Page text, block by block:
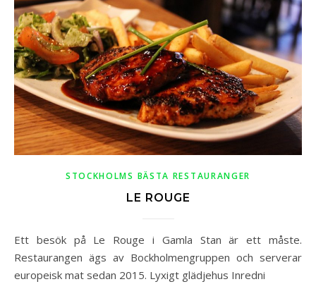
STOCKHOLMS BÄSTA RESTAURANGER
LE ROUGE
Ett besök på Le Rouge i Gamla Stan är ett måste.
Restaurangen ägs av Bockholmengruppen och serverar
europeisk mat sedan 2015. Lyxigt glädjehus Inredni